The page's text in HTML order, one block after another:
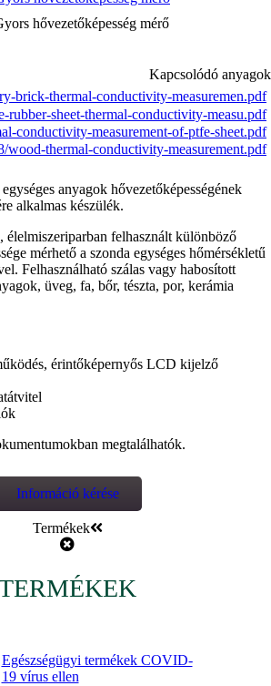
hővezetőképesség mérő
Kapcsolódó anyagok
anyagok hővezetőképességének
alkalmas készülék.
élelmiszeriparban felhasznált különböző
mérhető a szonda egységes hőmérsékletű
Felhasználható szálas vagy habosított
üveg, fa, bőr, tészta, por, kerámia
érintőképernyős LCD kijelző
megtalálhatók.
Információ kérése
Termékek
Egészségügyi termékek COVID-
19 vírus ellen